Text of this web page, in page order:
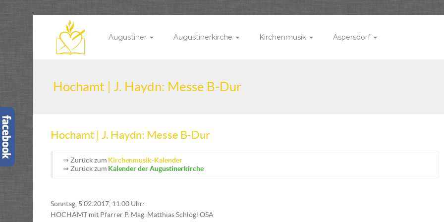
Augustiner Augustinerkirche Kirchenmusik Aspersdorf
Hochamt | J. Haydn: Messe B-Dur
Hochamt | J. Haydn: Messe B-Dur
⇒ Zurück zum Kirchenmusik-Kalender
⇒ Zurück zum Kalender der Augustinerkirche
Sonntag, 5.02.2017, 11.00 Uhr:
HOCHAMT mit Pfarrer P. Mag. Matthias Schlögl OSA